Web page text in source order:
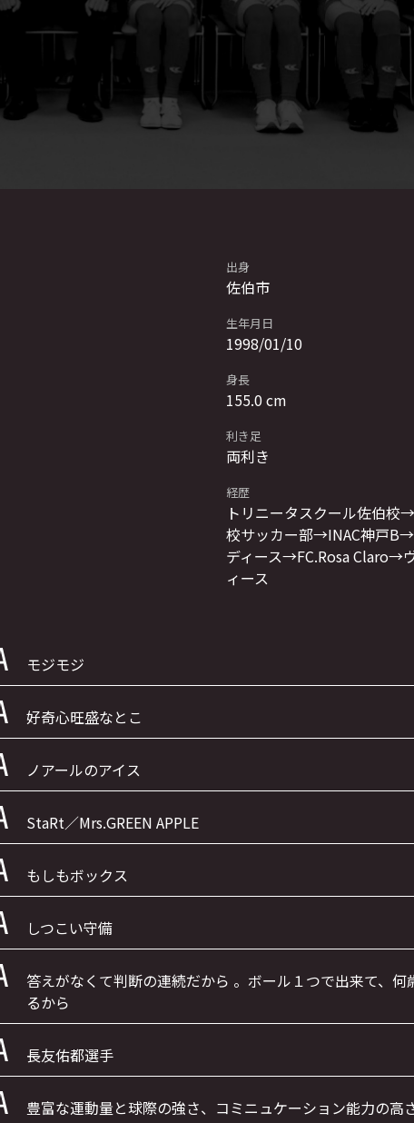
出身
佐伯市
生年月日
1998/01/10
身長
155.0 cm
利き足
両利き
経歴
トリニータスクール佐伯校
校サッカー部→INAC神戸
ディース→FC.Rosa Claro→
ィース
モジモジ
好奇心旺盛なとこ
ノアールのアイス
StaRt／Mrs.GREEN APPLE
もしもボックス
しつこい守備
答えがなくて判断の連続だから 。ボール１つで出来て、何
るから
長友佑都選手
豊富な運動量と球際の強さ、コミニュケーション能力の高